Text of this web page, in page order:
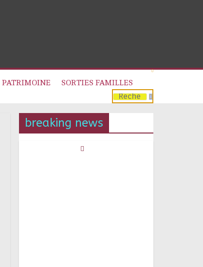
PATRIMOINE
SORTIES FAMILLES
breaking news